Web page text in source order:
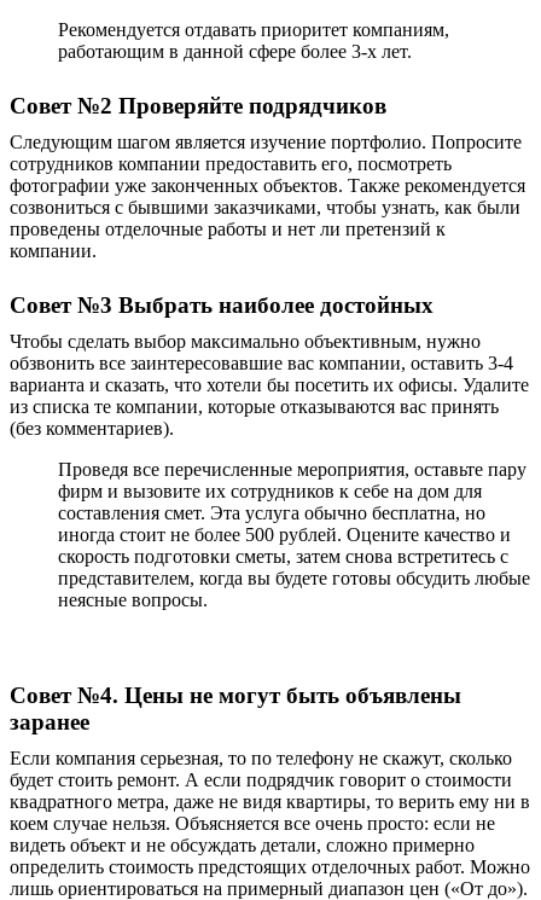
Рекомендуется отдавать приоритет компаниям,
работающим в данной сфере более 3-х лет.
Совет №2 Проверяйте подрядчиков
Следующим шагом является изучение портфолио. Попросите
сотрудников компании предоставить его, посмотреть
фотографии уже законченных объектов. Также рекомендуется
созвониться с бывшими заказчиками, чтобы узнать, как были
проведены отделочные работы и нет ли претензий к
компании.
Совет №3 Выбрать наиболее достойных
Чтобы сделать выбор максимально объективным, нужно
обзвонить все заинтересовавшие вас компании, оставить 3-4
варианта и сказать, что хотели бы посетить их офисы. Удалите
из списка те компании, которые отказываются вас принять
(без комментариев).
Проведя все перечисленные мероприятия, оставьте пару
фирм и вызовите их сотрудников к себе на дом для
составления смет. Эта услуга обычно бесплатна, но
иногда стоит не более 500 рублей. Оцените качество и
скорость подготовки сметы, затем снова встретитесь с
представителем, когда вы будете готовы обсудить любые
неясные вопросы.
Совет №4. Цены не могут быть объявлены
заранее
Если компания серьезная, то по телефону не скажут, сколько
будет стоить ремонт. А если подрядчик говорит о стоимости
квадратного метра, даже не видя квартиры, то верить ему ни в
коем случае нельзя. Объясняется все очень просто: если не
видеть объект и не обсуждать детали, сложно примерно
определить стоимость предстоящих отделочных работ. Можно
лишь ориентироваться на примерный диапазон цен («От до»).